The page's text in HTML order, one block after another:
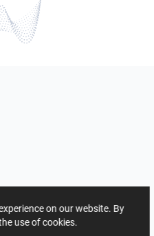
on our website. By
use of cookies.